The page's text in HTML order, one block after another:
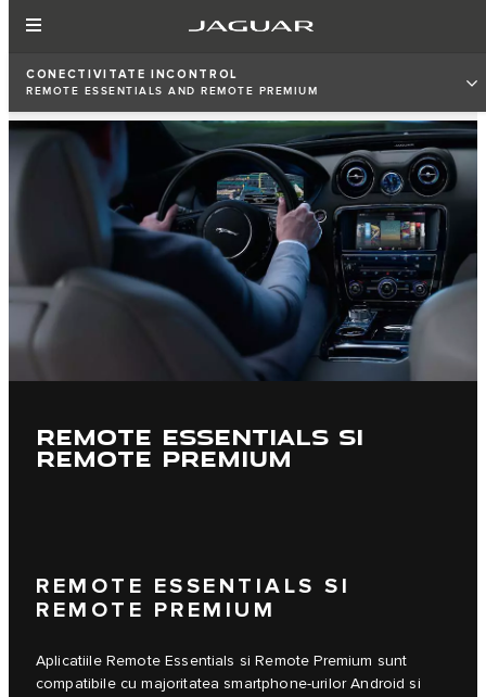
CONECTIVITATE INCONTROL
REMOTE ESSENTIALS AND REMOTE PREMIUM
REMOTE ESSENTIALS SI
REMOTE PREMIUM
REMOTE ESSENTIALS SI
REMOTE PREMIUM
Aplicatiile Remote Essentials si Remote Premium sunt
compatibile cu majoritatea smartphone-urilor Android si